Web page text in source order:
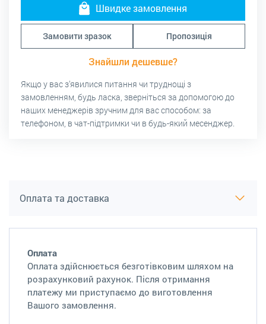
Швидке замовлення
Замовити зразок Пропозиція
Знайшли дешевше?
Якщо у вас з’явилися питання чи труднощі з
замовленням, будь ласка, зверніться за допомогою до
наших менеджерів зручним для вас способом: за
телефоном, в чат-підтримки чи в будь-який месенджер.
Оплата та доставка
Оплата
Оплата здійснюється безготівковим шляхом на
розрахунковий рахунок. Після отримання
платежу ми приступаємо до виготовлення
Вашого замовлення.